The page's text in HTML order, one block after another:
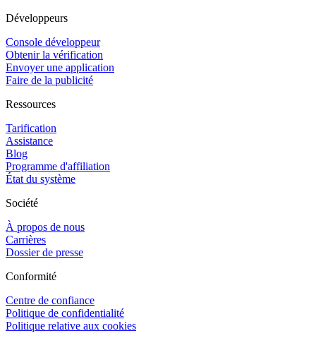
Développeurs
Console développeur
Obtenir la vérification
Envoyer une application
Faire de la publicité
Ressources
Tarification
Assistance
Blog
Programme d'affiliation
État du système
Société
À propos de nous
Carrières
Dossier de presse
Conformité
Centre de confiance
Politique de confidentialité
Politique relative aux cookies